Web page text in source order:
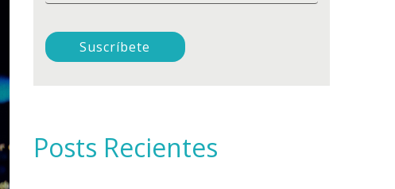
Posts Recientes